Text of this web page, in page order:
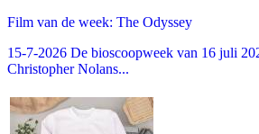
Film van de week: The Odyssey
15-7-2026 De bioscoopweek van 16 juli
Christopher Nolans...